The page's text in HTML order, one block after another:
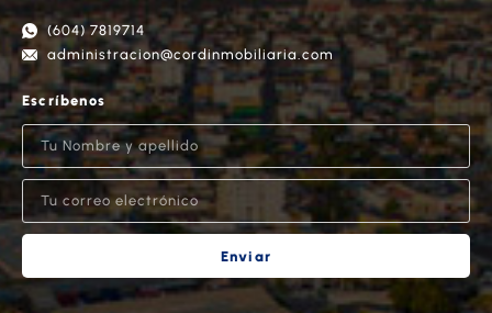
(604) 7819714
administracion@cordinmobiliaria.com
Escríbenos
Enviar